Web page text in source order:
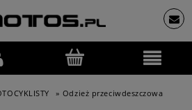
» Odzież przeciwdeszczowa